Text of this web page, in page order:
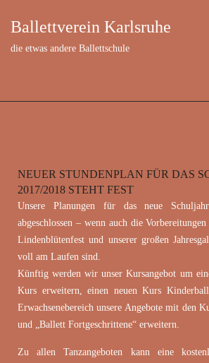
Ballettverein Karlsruhe
die etwas andere Ballettschule
Juni 10, 2017
NEUER STUNDENPLAN FÜR DAS
2017/2018 STEHT FEST
Unsere Planungen für das neue
abgeschlossen – wenn auch die
Lindenblütenfest und unserer großen
voll am Laufen sind.
Künftig werden wir unser Kursangebot um
Kurs erweitern, einen neuen Kurs
Erwachsenebereich unsere Angebote mit den
und „Ballett Fortgeschrittene“ erweitern.
Zu allen Tanzangeboten kann eine